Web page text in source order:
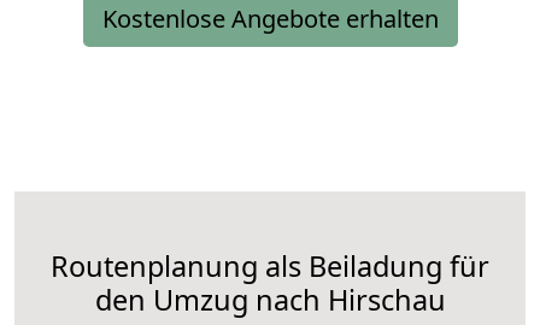
Kostenlose Angebote erhalten
Routenplanung als Beiladung für
den Umzug nach Hirschau